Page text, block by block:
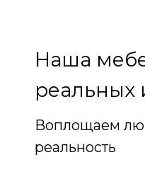
Воплощаем
реальность
Наша
реальных